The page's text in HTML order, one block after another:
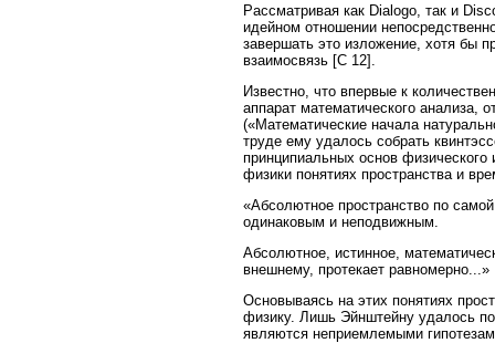
Рассматривая как Dialogo, так и
идейном отношении
завершать это изложение, хотя бы
взаимосвязь [C 12].
Известно, что впервые к
аппарат математического анализа,
(«Математические начала
труде ему удалось собрать
принципиальных основ
физики понятиях пространства и
«Абсолютное пространство по
одинаковым и неподвижным.
Абсолютное, истинное,
внешнему, протекает равномерно...»
Основываясь на этих понятиях
физику. Лишь Эйнштейну удалось
являются неприемлемыми